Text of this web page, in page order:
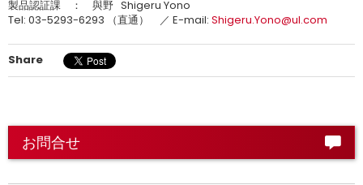
製品認証課 ： 與野 Shigeru Yono
Tel: 03-5293-6293 （直通） ／ E-mail: Shigeru.Yono@ul.com
Share
お問合せ